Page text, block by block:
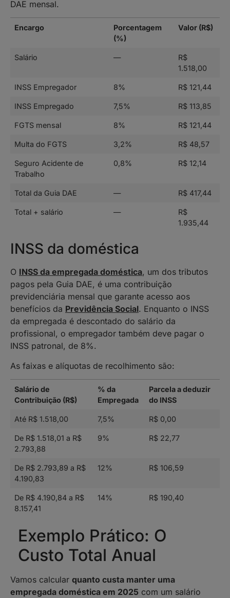
DAE mensal.
Encargo
Porcentagem
(%)
Valor (R$)
Salário —
R$
1.518,00
INSS Empregador 8% R$ 121,44
INSS Empregado 7,5% R$ 113,85
FGTS mensal 8% R$ 121,44
Multa do FGTS 3,2% R$ 48,57
Seguro Acidente de
Trabalho
0,8% R$ 12,14
Total da Guia DAE — R$ 417,44
Total + salário —
R$
1.935,44
INSS da doméstica
O INSS da empregada doméstica, um dos tributos
pagos pela Guia DAE, é uma contribuição
previdenciária mensal que garante acesso aos
benefícios da Previdência Social. Enquanto o INSS
da empregada é descontado do salário da
profissional, o empregador também deve pagar o
INSS patronal, de 8%.
As faixas e alíquotas de recolhimento são:
Salário de
Contribuição (R$)
% da
Empregada
Parcela a deduzir
do INSS
Até R$ 1.518,00 7,5% R$ 0,00
De R$ 1.518,01 a R$
2.793,88
9% R$ 22,77
De R$ 2.793,89 a R$
4.190,83
12% R$ 106,59
De R$ 4.190,84 a R$
8.157,41
14% R$ 190,40
Exemplo Prático: O
Custo Total Anual
Vamos calcular quanto custa manter uma
empregada doméstica em 2025 com um salário